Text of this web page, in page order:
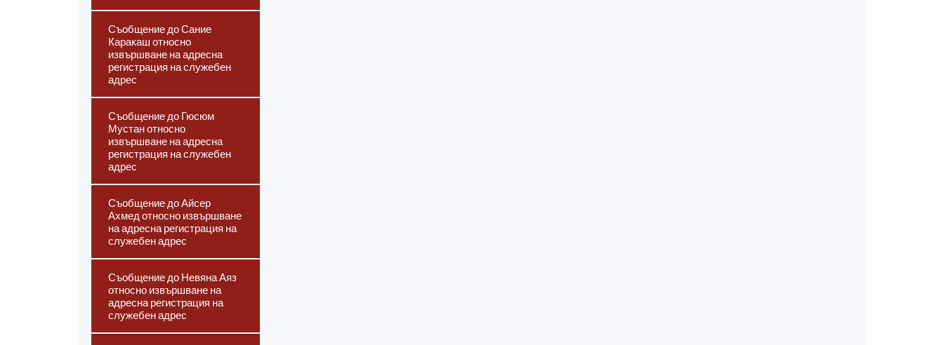
Съобщение до Сание
Каракаш относно
извършване на адресна
регистрация на служебен
адрес
Съобщение до Гюсюм
Мустан относно
извършване на адресна
регистрация на служебен
адрес
Съобщение до Айсер
Ахмед относно извършване
на адресна регистрация на
служебен адрес
Съобщение до Невяна Аяз
относно извършване на
адресна регистрация на
служебен адрес